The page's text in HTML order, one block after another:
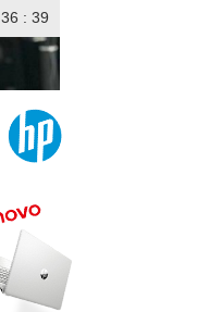
36 : 41